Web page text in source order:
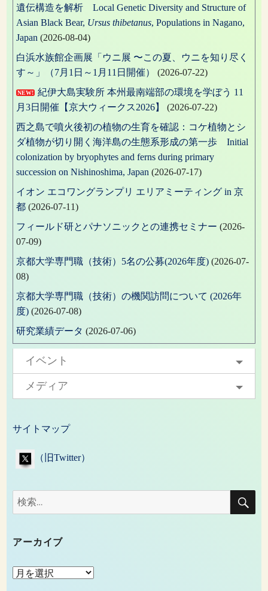
遺伝構造を解析 Local Genetic Diversity and Structure of
Asian Black Bear, Ursus thibetanus, Populations in Nagano,
Japan (2026-08-04)
白浜水族館企画展「ウニ展 〜この夏、ウニを知り尽く
す～」（7月1日～1月11日開催）
(2026-07-22)
NEW!
紀伊大島実験所 本州最南端部の環境を学ぼう 11
月3日開催【京大ウィークス2026】
(2026-07-22)
西之島で噴火後初の植物の生育を確認：コケ植物とシ
ダ植物が切り開く海洋島の生態系形成の第一歩 Initial
colonization by bryophytes and ferns during primary
succession on Nishinoshima, Japan (2026-07-17)
イオン エコワングランプリ エリアミーティング in 京
都 (2026-07-11)
フィールド研とパナソニックとの連携セミナー (2026-
07-09)
京都大学専門職（技術）5名の公募(2026年度) (2026-07-
08)
京都大学専門職（技術）の機関訪問について (2026年
度) (2026-07-08)
研究業績データ (2026-07-06)
イベント
メディア
サイトマップ
（旧Twitter）
検
索:
検
アーカイブ
ア